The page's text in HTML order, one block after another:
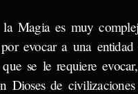
Magia es muy
evocar a una
se le requiere
Dioses de